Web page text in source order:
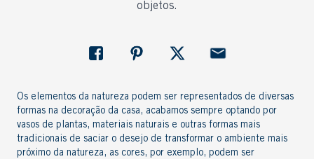
objetos.
Os elementos da natureza podem ser representados de diversas
formas na decoração da casa, acabamos sempre optando por
vasos de plantas, materiais naturais e outras formas mais
tradicionais de saciar o desejo de transformar o ambiente mais
próximo da natureza, as cores, por exemplo, podem ser